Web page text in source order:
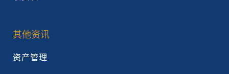
其他资讯
资产管理